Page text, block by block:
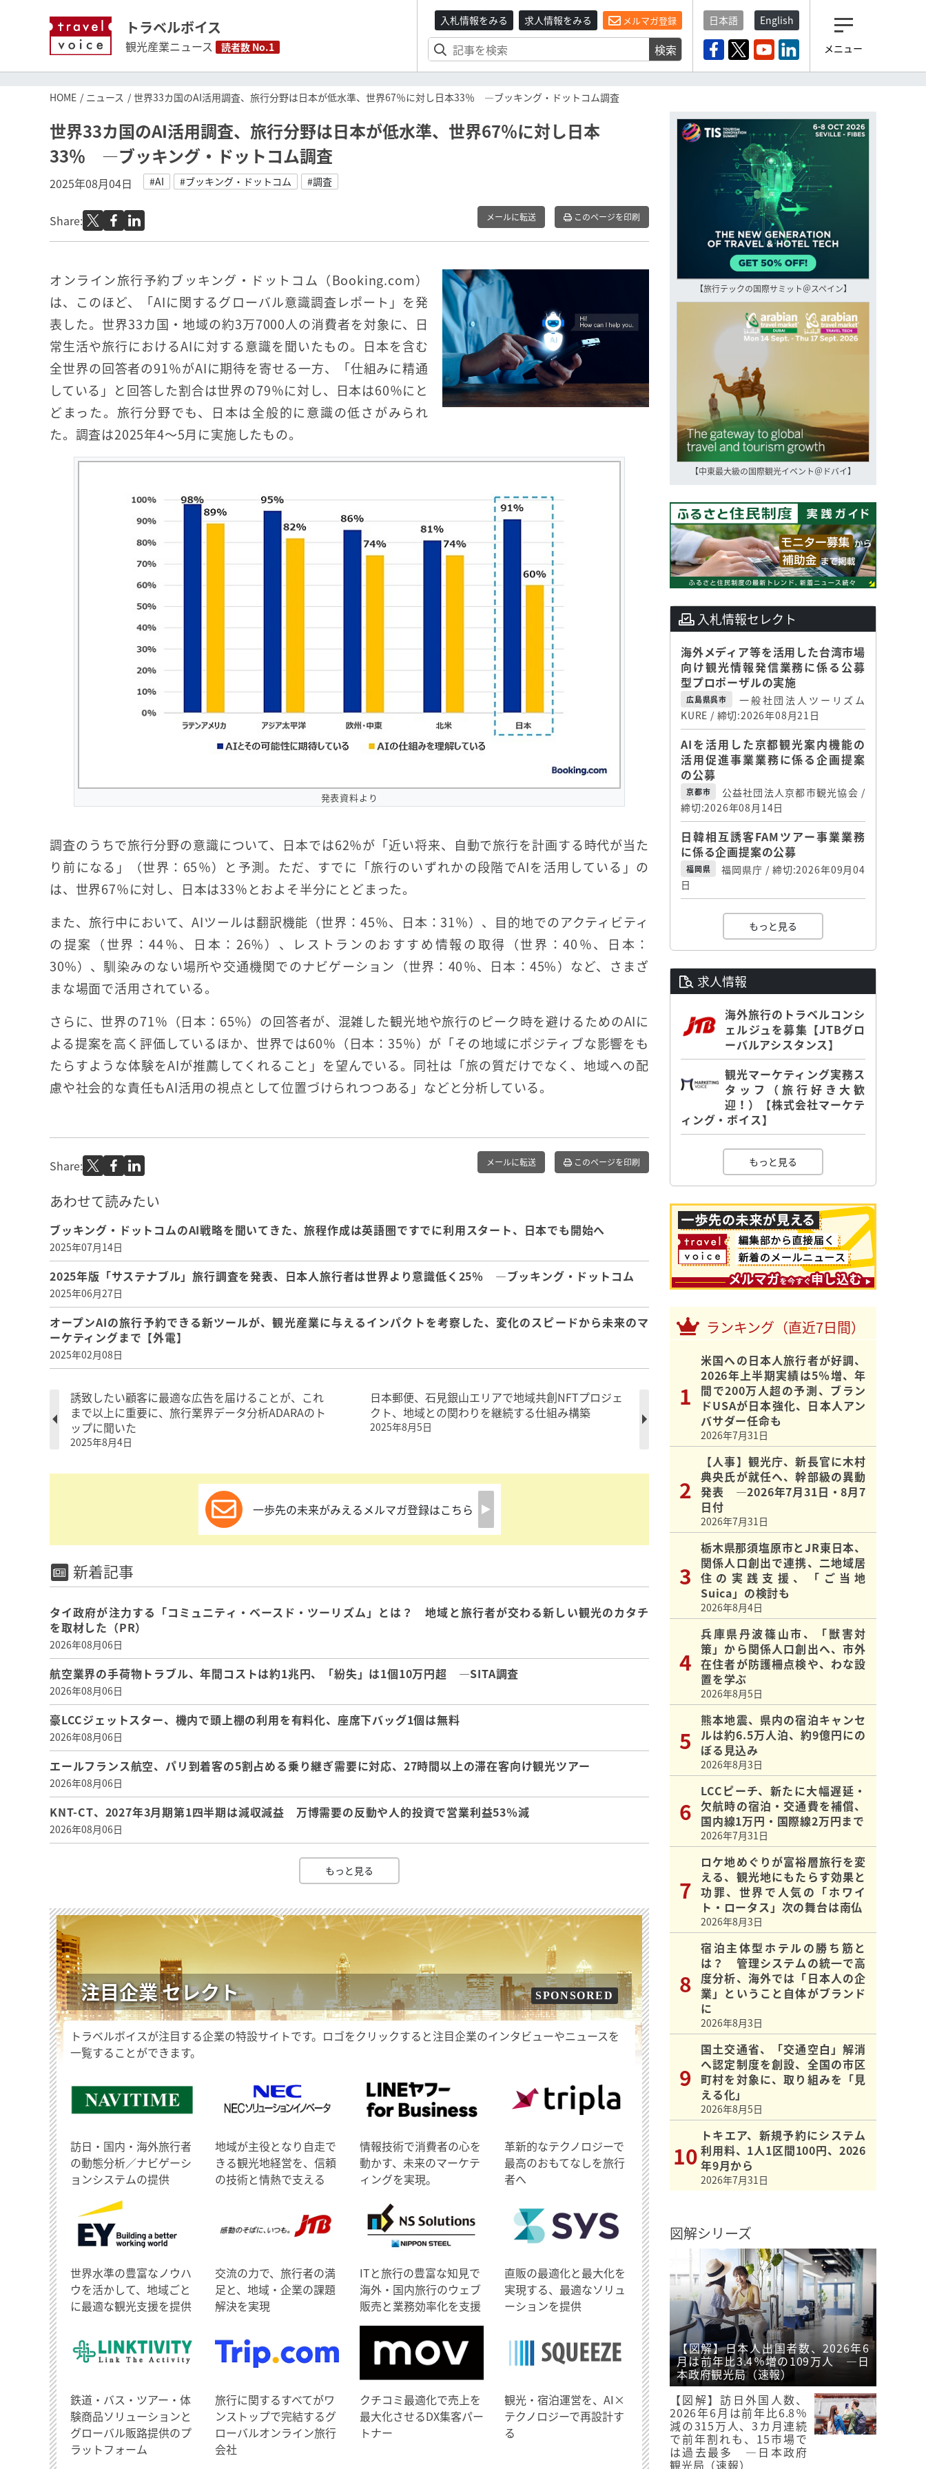
トラベルボイス
観光産業ニュース 読者数 No.1
入札情報をみる 求人情報をみる メルマガ登録
検索
日本語 English
メニュー
HOME ニュース 世界33カ国のAI活用調査、旅行分野は日本が低水準、世界67％に対し日本33％ ―ブッキング・ドットコム調査
世界33カ国のAI活用調査、旅行分野は日本が低水準、世界67％に対し日本
33％ ―ブッキング・ドットコム調査
2025年08月04日 #AI #ブッキング・ドットコム #調査
Share: メールに転送 このページを印刷
オンライン旅行予約ブッキング・ドットコム（Booking.com）
は、このほど、「AIに関するグローバル意識調査レポート」を発
表した。世界33カ国・地域の約3万7000人の消費者を対象に、日
常生活や旅行におけるAIに対する意識を聞いたもの。日本を含む
全世界の回答者の91％がAIに期待を寄せる一方、「仕組みに精通
している」と回答した割合は世界の79％に対し、日本は60％にと
どまった。旅行分野でも、日本は全般的に意識の低さがみられ
た。調査は2025年4～5月に実施したもの。
発表資料より
調査のうちで旅行分野の意識について、日本では62％が「近い将来、自動で旅行を計画する時代が当た
り前になる」（世界：65％）と予測。ただ、すでに「旅行のいずれかの段階でAIを活用している」の
は、世界67％に対し、日本は33％とおよそ半分にとどまった。
また、旅行中において、AIツールは翻訳機能（世界：45％、日本：31％）、目的地でのアクティビティ
の提案（世界：44％、日本：26%）、レストランのおすすめ情報の取得（世界：40％、日本：
30%）、馴染みのない場所や交通機関でのナビゲーション（世界：40％、日本：45%）など、さまざ
まな場面で活用されている。
さらに、世界の71％（日本：65%）の回答者が、混雑した観光地や旅行のピーク時を避けるためのAIに
よる提案を高く評価しているほか、世界では60％（日本：35％）が「その地域にポジティブな影響をも
たらすような体験をAIが推薦してくれること」を望んでいる。同社は「旅の質だけでなく、地域への配
慮や社会的な責任もAI活用の視点として位置づけられつつある」などと分析している。
Share: メールに転送 このページを印刷
あわせて読みたい
ブッキング・ドットコムのAI戦略を聞いてきた、旅程作成は英語圏ですでに利用スタート、日本でも開始へ
2025年07月14日
2025年版「サステナブル」旅行調査を発表、日本人旅行者は世界より意識低く25％ ―ブッキング・ドットコム
2025年06月27日
オープンAIの旅行予約できる新ツールが、観光産業に与えるインパクトを考察した、変化のスピードから未来のマ
ーケティングまで【外電】
2025年02月08日
誘致したい顧客に最適な広告を届けることが、これ
まで以上に重要に、旅行業界データ分析ADARAのト
ップに聞いた
2025年8月4日
日本郵便、石見銀山エリアで地域共創NFTプロジェ
クト、地域との関わりを継続する仕組み構築
2025年8月5日
一歩先の未来がみえるメルマガ登録はこちら
新着記事
タイ政府が注力する「コミュニティ・ベースド・ツーリズム」とは？ 地域と旅行者が交わる新しい観光のカタチ
を取材した（PR）
2026年08月06日
航空業界の手荷物トラブル、年間コストは約1兆円、「紛失」は1個10万円超 ―SITA調査
2026年08月06日
豪LCCジェットスター、機内で頭上棚の利用を有料化、座席下バッグ1個は無料
2026年08月06日
エールフランス航空、パリ到着客の5割占める乗り継ぎ需要に対応、27時間以上の滞在客向け観光ツアー
2026年08月06日
KNT-CT、2027年3月期第1四半期は減収減益 万博需要の反動や人的投資で営業利益53％減
2026年08月06日
もっと見る
注目企業 セレクト SPONSORED
トラベルボイスが注目する企業の特設サイトです。ロゴをクリックすると注目企業のインタビューやニュースを
一覧することができます。
訪日・国内・海外旅行者
の動態分析／ナビゲーシ
ョンシステムの提供
地域が主役となり自走で
きる観光地経営を、信頼
の技術と情熱で支える
情報技術で消費者の心を
動かす、未来のマーケテ
ィングを実現。
革新的なテクノロジーで
最高のおもてなしを旅行
者へ
世界水準の豊富なノウハ
ウを活かして、地域ごと
に最適な観光支援を提供
交流の力で、旅行者の満
足と、地域・企業の課題
解決を実現
ITと旅行の豊富な知見で
海外・国内旅行のウェブ
販売と業務効率化を支援
直販の最適化と最大化を
実現する、最適なソリュ
ーションを提供
鉄道・バス・ツアー・体
験商品ソリューションと
グローバル販路提供のプ
ラットフォーム
旅行に関するすべてがワ
ンストップで完結するグ
ローバルオンライン旅行
会社
クチコミ最適化で売上を
最大化させるDX集客パー
トナー
観光・宿泊運営を、AI×
テクノロジーで再設計す
る
【旅行テックの国際サミット＠スペイン】
【中東最大級の国際観光イベント＠ドバイ】
入札情報セレクト
海外メディア等を活用した台湾市場
向け観光情報発信業務に係る公募
型プロポーザルの実施
広島県呉市
一般社団法人ツーリズム
KURE / 締切:2026年08月21日
AIを活用した京都観光案内機能の
活用促進事業業務に係る企画提案
の公募
京都市
公益社団法人京都市観光協会 /
締切:2026年08月14日
日韓相互誘客FAMツアー事業業務
に係る企画提案の公募
福岡県
福岡県庁 / 締切:2026年09月04
日
もっと見る
求人情報
海外旅行のトラベルコンシ
ェルジュを募集【JTBグロ
ーバルアシスタンス】
観光マーケティング実務ス
タッフ（旅行好き大歓
迎！）【株式会社マーケテ
ィング・ボイス】
もっと見る
ランキング（直近7日間）
米国への日本人旅行者が好調、
2026年上半期実績は5％増、年
間で200万人超の予測、ブラン
ドUSAが日本強化、日本人アン
バサダー任命も
2026年7月31日
【人事】観光庁、新長官に木村
典央氏が就任へ、幹部級の異動
発表 ―2026年7月31日・8月7
日付
2026年7月31日
栃木県那須塩原市とJR東日本、
関係人口創出で連携、二地域居
住の実践支援、「ご当地
Suica」の検討も
2026年8月4日
兵庫県丹波篠山市、「獣害対
策」から関係人口創出へ、市外
在住者が防護柵点検や、わな設
置を学ぶ
2026年8月5日
熊本地震、県内の宿泊キャンセ
ルは約6.5万人泊、約9億円にの
ぼる見込み
2026年8月3日
LCCピーチ、新たに大幅遅延・
欠航時の宿泊・交通費を補償、
国内線1万円・国際線2万円まで
2026年7月31日
ロケ地めぐりが富裕層旅行を変
える、観光地にもたらす効果と
功罪、世界で人気の「ホワイ
ト・ロータス」次の舞台は南仏
2026年8月3日
宿泊主体型ホテルの勝ち筋と
は？ 管理システムの統一で高
度分析、海外では「日本人の企
業」ということ自体がブランド
に
2026年8月3日
国土交通省、「交通空白」解消
へ認定制度を創設、全国の市区
町村を対象に、取り組みを「見
える化」
2026年8月5日
トキエア、新規予約にシステム
利用料、1人1区間100円、2026
年9月から
2026年7月31日
図解シリーズ
【図解】日本人出国者数、2026年6
月は前年比3.4％増の109万人 ―日
本政府観光局（速報）
【図解】訪日外国人数、
2026年6月は前年比6.8％
減の315万人、3カ月連続
で前年割れも、15市場で
は過去最多 ―日本政府
観光局（速報）
観光産業ニュース「トラベ
登録済みですよね？
もし未だ登録していないなら…
いますぐ登録する